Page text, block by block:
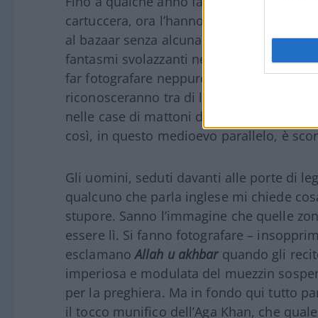
cartuccera, ora l’hanno vietato, anche
al bazaar senza alcuna licenza.
Donne
fantasmi svolazzanti nella polvere, i
far fotografare neppure sotto il burka
riconosceranno tra di loro? Forse dalle
nelle case di mattoni di fango e lamiera.
così, in questo medioevo parallelo, è
Gli uomini, seduti davanti alle porte di
qualcuno che parla inglese mi chiede
stupore. Sanno l’immagine che quelle
essere lì. Si fanno fotografare –
esclamanoAllah u akhbar quando gli
imperiosa e modulata del muezzin
per la preghiera. Ma in fondo qui tutto
il tocco munifico dell’Aga Khan, che